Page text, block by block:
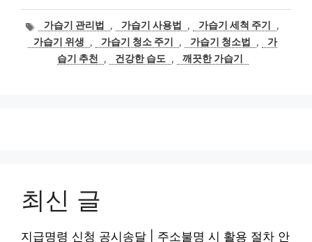
태
그
가습기 관리법 , 가습기 사용법 , 가습기 세척 주기
,
가습기 위생
, 가습기 청소 주기 , 가습기 청소법 ,
가
습기 추천
, 건강한 습도 , 깨끗한 가습기
최신 글
지급명령 신청 공시송달 | 주소불명 시 활용 절차 안